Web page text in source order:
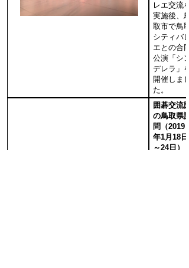
レエ交流を
実施後、鳥
取市で鳥取
シティバレ
エとの合同
公演「シン
デレラ」を
開催しまし
た。
囲碁交流団
の鳥取県訪
問（2019
年1月18日
～24日）